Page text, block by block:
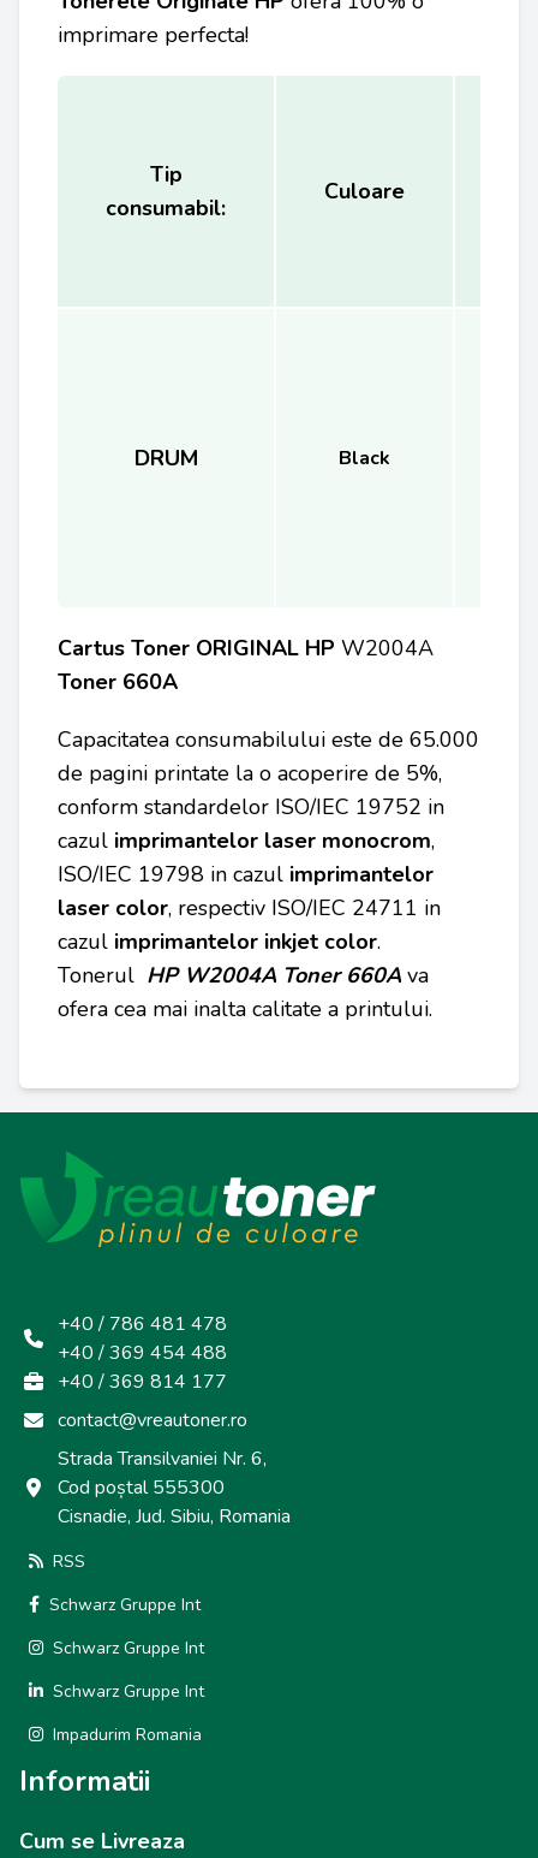
imprimare perfecta!
Tip
consumabil:
Culoare
DRUM Black
Cartus Toner ORIGINAL HP W2004A
Toner 660A
Capacitatea consumabilului este de 65.000
de pagini printate la o acoperire de 5%,
conform standardelor ISO/IEC 19752 in
cazul imprimantelor laser monocrom,
ISO/IEC 19798 in cazul imprimantelor
laser color, respectiv ISO/IEC 24711 in
cazul imprimantelor inkjet color.
Tonerul HP W2004A Toner 660A va
ofera cea mai inalta calitate a printului.
+40 / 786 481 478
+40 / 369 454 488
+40 / 369 814 177
contact@vreautoner.ro
Strada Transilvaniei Nr. 6,
Cod poștal 555300
Cisnadie, Jud. Sibiu, Romania
RSS
Schwarz Gruppe Int
Schwarz Gruppe Int
Schwarz Gruppe Int
Impadurim Romania
Informatii
Cum se Livreaza